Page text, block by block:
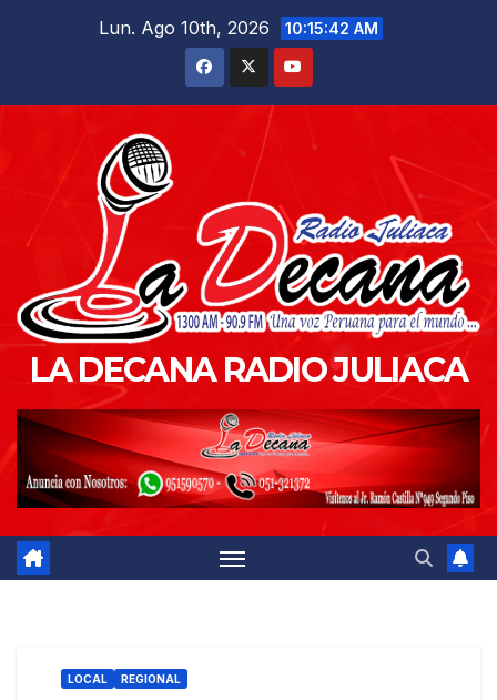
Lun. Ago 10th, 2026 10:15:43 AM
LA DECANA RADIO JULIACA
LOCAL REGIONAL